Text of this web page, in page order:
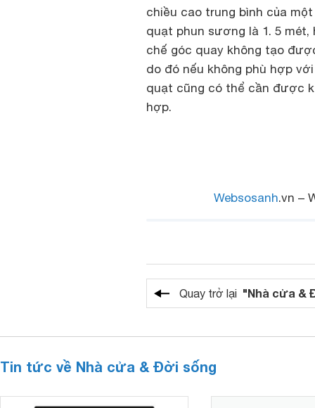
chiều cao trung bình của
quạt phun sương là 1. 5
chế góc quay không tạo
do đó nếu không phù hợp
quạt cũng có thể cần được
hợp.
Websosanh.vn –
Quay trở lại "Nhà cửa &
Tin tức về Nhà cửa & Đời sống